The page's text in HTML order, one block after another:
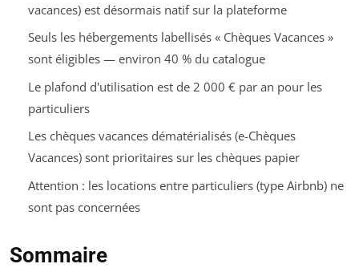
vacances) est désormais natif sur la plateforme
Seuls les hébergements labellisés « Chèques Vacances »
sont éligibles — environ 40 % du catalogue
Le plafond d'utilisation est de 2 000 € par an pour les
particuliers
Les chèques vacances dématérialisés (e-Chèques
Vacances) sont prioritaires sur les chèques papier
Attention : les locations entre particuliers (type Airbnb) ne
sont pas concernées
Sommaire